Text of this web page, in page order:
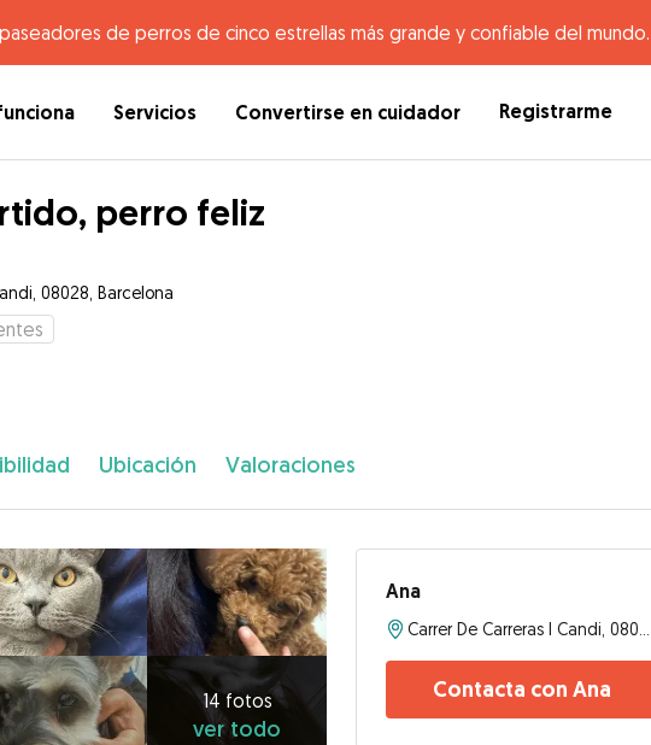
de perros de cinco estrellas más grande y confiable del mundo.
Servicios Convertirse en cuidador Registrarme
perro feliz
08028, Barcelona
Ubicación Valoraciones
14 fotos
ver todo
Ana
Contacta con Ana